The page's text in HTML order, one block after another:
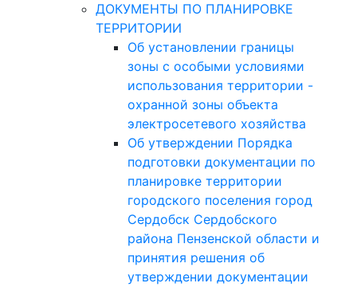
ДОКУМЕНТЫ ПО ПЛАНИРОВКЕ
ТЕРРИТОРИИ
Об установлении границы
зоны с особыми условиями
использования территории -
охранной зоны объекта
электросетевого хозяйства
Об утверждении Порядка
подготовки документации по
планировке территории
городского поселения город
Сердобск Сердобского
района Пензенской области и
принятия решения об
утверждении документации